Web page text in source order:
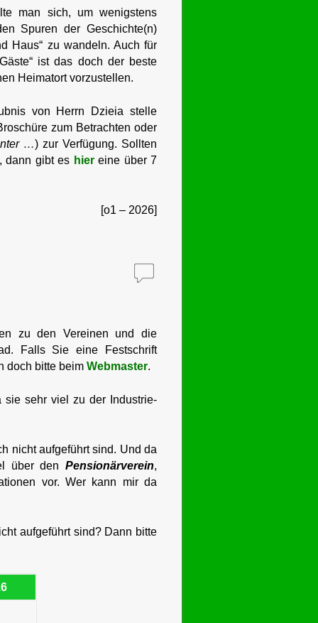
man sich, um wenigstens
Spuren der Geschichte(n)
Haus“ zu wandeln. Auch für
ist das doch der beste
Heimatort vorzustellen.
von Herrn Dzieia stelle
zum Betrachten oder
…) zur Verfügung. Sollten
dann gibt es hiereine über 7
[o1 – 2026]
zu den Vereinen und die
Falls Sie eine Festschrift
doch bitte beim Webmaster.
sehr viel zu der Industrie-
nicht aufgeführt sind. Und da
über den Pensionärverein,
vor. Wer kann mir da
aufgeführt sind? Dann bitte